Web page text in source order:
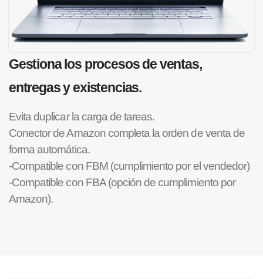
Gestiona los procesos de ventas,
entregas y existencias.
Evita duplicar la carga de tareas.
Conector de Amazon completa la orden de venta de
forma automática.
-Compatible con FBM (cumplimiento por el vendedor)
-Compatible con FBA (opción de cumplimiento por
Amazon).